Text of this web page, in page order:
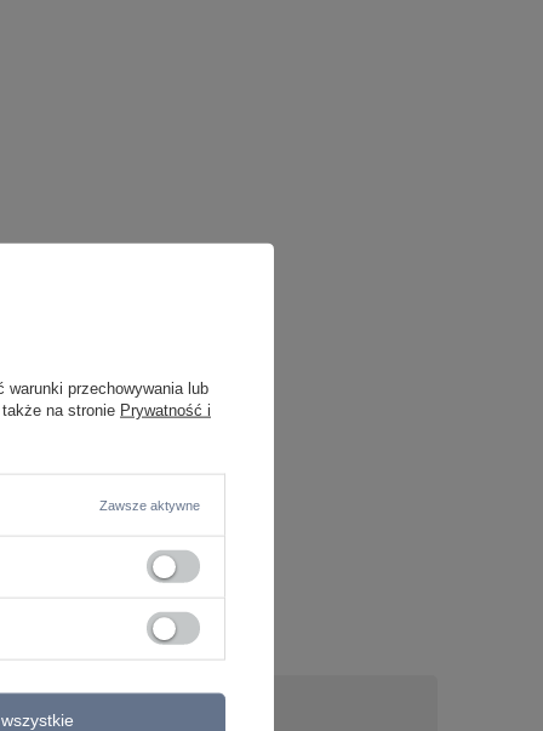
warunki przechowywania lub
na stronie Prywatność i
Zawsze aktywne